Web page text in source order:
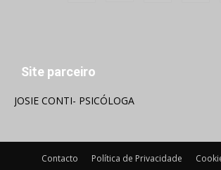
Site parceiro
JOSIE CONTI- PSICÓLOGA
Contacto Política de Privacidade